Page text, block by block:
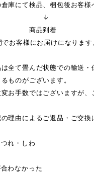
庫にて検品、梱包後お客様
到着
お客様にお届けになります
全て畳んだ状態での輸送
ものがございます。
お手数ではございますが
理由によるご返品・ご交
れ・しわ
わなかった